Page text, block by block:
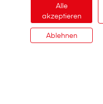
Alle
akzeptieren
Ablehnen